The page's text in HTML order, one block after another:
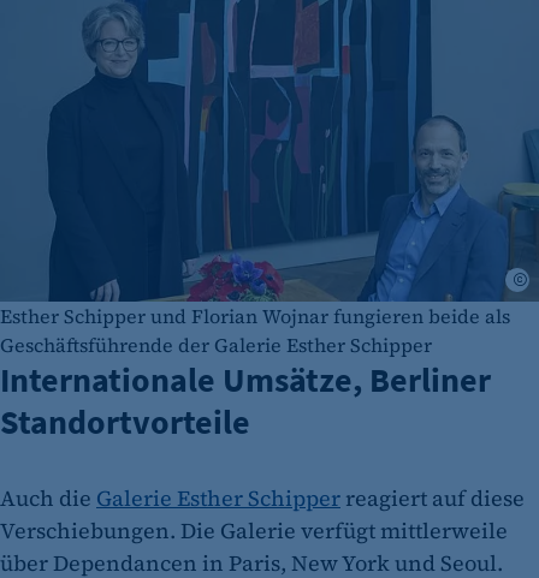
Esther Schipper und Florian Wojnar fungieren beide als
Geschäftsführende der Galerie Esther Schipper
Internationale Umsätze, Berliner
Standortvorteile
Auch die Galerie Esther Schipper reagiert auf diese
Verschiebungen. Die Galerie verfügt mittlerweile
über Dependancen in Paris, New York und Seoul.